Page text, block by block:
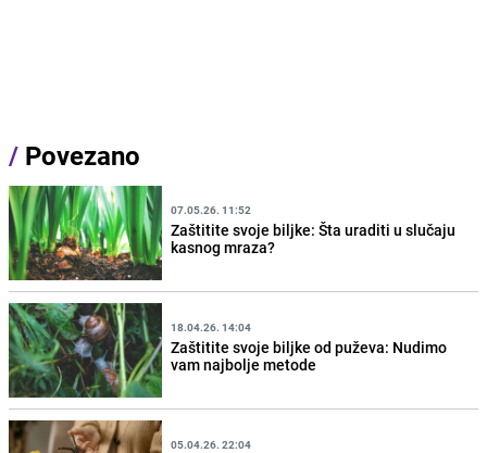
/ Povezano
07.05.26. 11:52
Zaštitite svoje biljke: Šta uraditi u slučaju
kasnog mraza?
18.04.26. 14:04
Zaštitite svoje biljke od puževa: Nudimo
vam najbolje metode
05.04.26. 22:04